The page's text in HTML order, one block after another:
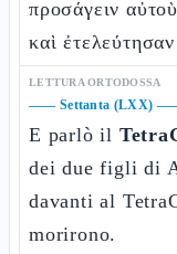
προσάγειν
καὶ ἐτελεύτησαν
LETTURA ORTODOSSA
—— Settanta (LXX)
E parlò il
dei due figli di
davanti al
morirono.